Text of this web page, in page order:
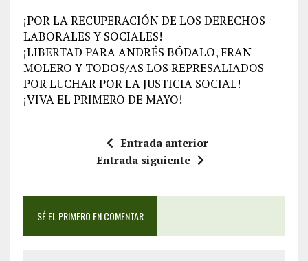
¡POR LA RECUPERACIÓN DE LOS DERECHOS
LABORALES Y SOCIALES!
¡LIBERTAD PARA ANDRÉS BÓDALO, FRAN
MOLERO Y TODOS/AS LOS REPRESALIADOS
POR LUCHAR POR LA JUSTICIA SOCIAL!
¡VIVA EL PRIMERO DE MAYO!
Entrada anterior
Entrada siguiente
SÉ EL PRIMERO EN COMENTAR